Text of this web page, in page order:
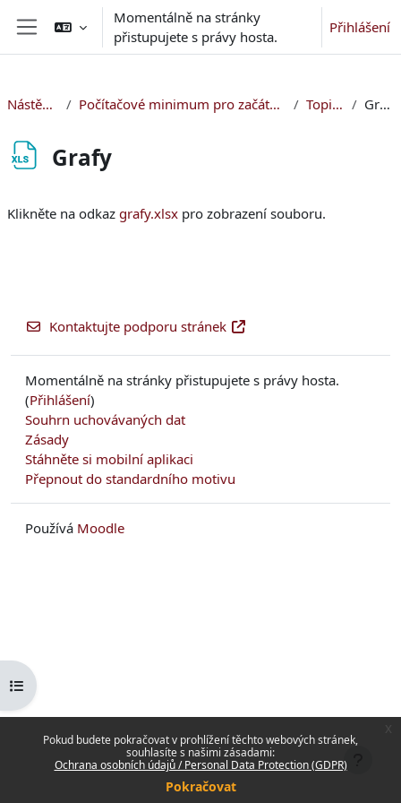
Přejít k hlavnímu obsahu
Pokud budete pokračovat v prohlížení těchto webových stránek,
souhlasíte s našimi zásadami:
Ochrana osobních údajů / Personal Data Protection (GDPR)
Pokračovat
Boční panel
Momentálně na stránky
přistupujete s právy hosta.
Přihlášení
Otevřít indexu kurzu
Nástěnka Počítačové minimum pro začátečníky Topic 6 Grafy
Grafy
Klikněte na odkaz grafy.xlsx pro zobrazení souboru.
Kontaktujte podporu stránek
Momentálně na stránky přistupujete s právy hosta.
(Přihlášení)
Souhrn uchovávaných dat
Zásady
Stáhněte si mobilní aplikaci
Přepnout do standardního motivu
Používá Moodle